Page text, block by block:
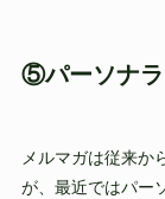
⑤パーソナラ
メルマガは従来か
が、最近ではパー